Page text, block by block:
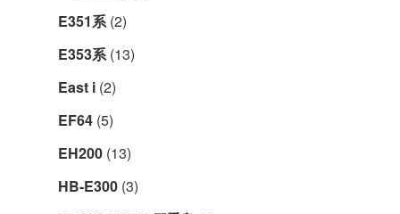
E351系(2)
E353系(13)
East i (2)
EF64 (5)
EH200 (13)
HB-E300 (3)